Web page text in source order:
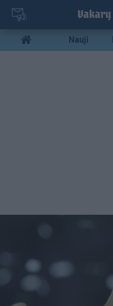
Pereiti
pagrindinį
turinį
Mobile
menu
Nauji